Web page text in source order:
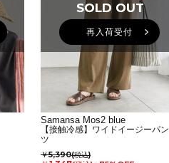
SOLD OUT
SOLD OUT
再入荷受付
Samansa Mos2 blue
【接触冷感】ワイドイージーパン
ツ
￥5,390(税込)